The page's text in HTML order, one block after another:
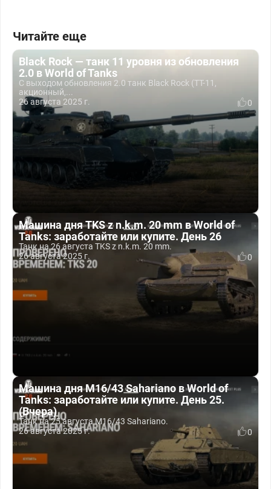
Читайте еще
Black Rock — танк 11 уровня из обновления
2.0 в World of Tanks
С выходом обновления 2.0 танк Black Rock (ТТ-11,
акционный,...
26 августа 2025 г.
0
Машина дня TKS z n.k.m. 20 mm в World of
Tanks: заработайте или купите. День 26
Танк на 26 августа TKS z n.k.m. 20 mm.
26 августа 2025 г.
0
Машина дня M16/43 Sahariano в World of
Tanks: заработайте или купите. День 25.
(Вчера)
Танк на 25 августа M16/43 Sahariano.
26 августа 2025 г.
0